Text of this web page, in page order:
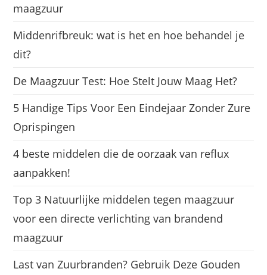
maagzuur
Middenrifbreuk: wat is het en hoe behandel je
dit?
De Maagzuur Test: Hoe Stelt Jouw Maag Het?
5 Handige Tips Voor Een Eindejaar Zonder Zure
Oprispingen
4 beste middelen die de oorzaak van reflux
aanpakken!
Top 3 Natuurlijke middelen tegen maagzuur
voor een directe verlichting van brandend
maagzuur
Last van Zuurbranden? Gebruik Deze Gouden